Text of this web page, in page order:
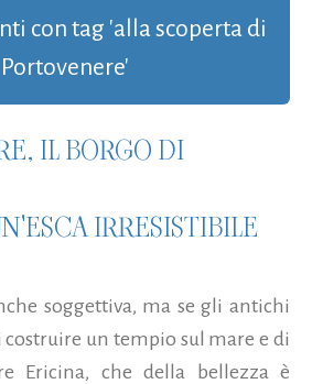
con tag 'alla scoperta di
Portovenere'
IL BORGO DI
IRRESISTIBILE
soggettiva, ma se gli antichi
un tempio sul mare e di
Ericina, che della bellezza è